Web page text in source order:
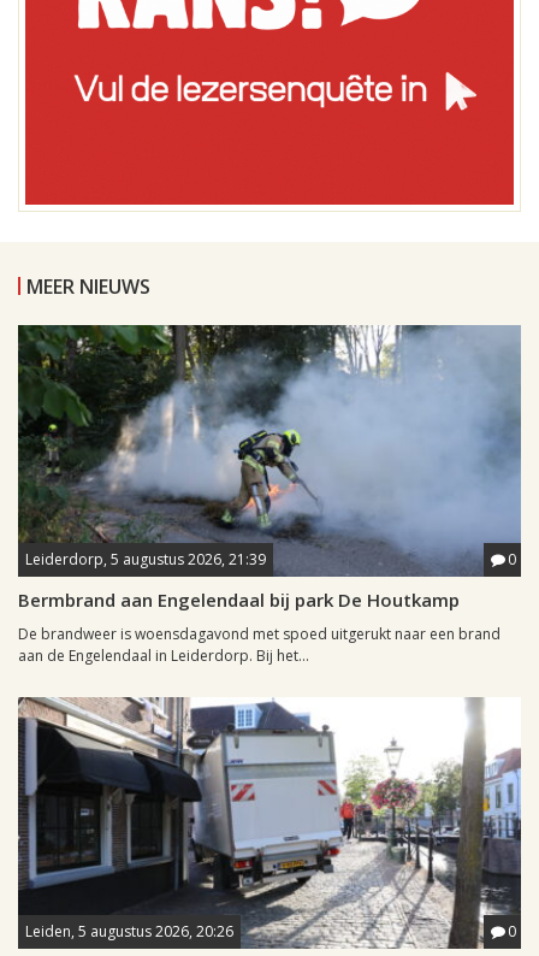
MEER NIEUWS
Leiderdorp, 5 augustus 2026, 21:39 0
Bermbrand aan Engelendaal bij park De Houtkamp
De brandweer is woensdagavond met spoed uitgerukt naar een brand
aan de Engelendaal in Leiderdorp. Bij het...
Leiden, 5 augustus 2026, 20:26 0